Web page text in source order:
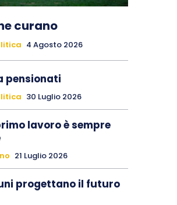
curano
4 Agosto 2026
pensionati
30 Luglio 2026
lavoro è sempre
21 Luglio 2026
progettano il futuro